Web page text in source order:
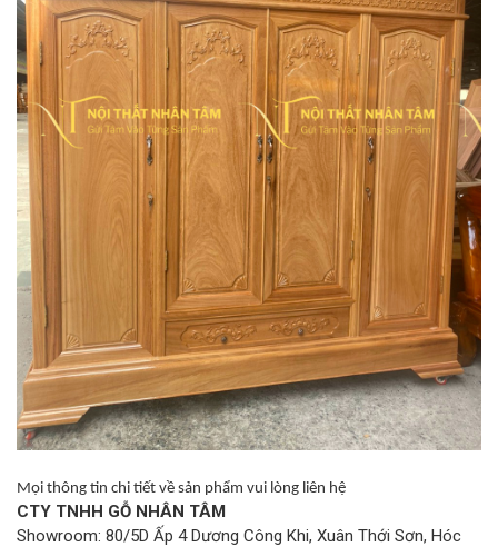
Mọi thông tin chi tiết về sản phẩm vui lòng liên hệ
CTY TNHH GỖ NHÂN TÂM
Showroom: 80/5D Ấp 4 Dương Công Khi, Xuân Thới Sơn, Hóc